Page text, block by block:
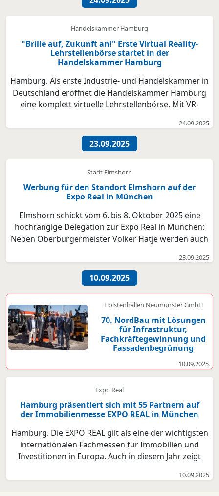
Umsetzung v...
Handelskammer Hamburg
"Brille auf, Zukunft an!" Erste Virtual Reality-
Lehrstellenbörse startet in der
Handelskammer Hamburg
Hamburg. Als erste Industrie- und Handelskammer in
Deutschland eröffnet die Handelskammer Hamburg
eine komplett virtuelle Lehrstellenbörse. Mit VR-
digitale Ausbildungswelt ein, treffen als Avatare auf
Unternehmen und erleben Berufe durch 360-Grad-
Vide...
24.09.2025
23.09.2025
Stadt Elmshorn
Werbung für den Standort Elmshorn auf der
Expo Real in München
Elmshorn schickt vom 6. bis 8. Oktober 2025 eine
hochrangige Delegation zur Expo Real in München:
Neben Oberbürgermeister Volker Hatje werden auch
Angelika von Bargen zur größten internationalen
Fachmesse für Immobilien und Investitionen in
Europa reis...
23.09.2025
10.09.2025
Holstenhallen Neumünster GmbH
70. NordBau mit Lösungen
für Infrastruktur,
Fachkräftegewinnung und
Fassadenbegrünung
10.09.2025
Expo Real
Hamburg präsentiert sich mit 55 Partnern auf
der Immobilienmesse EXPO REAL in München
Hamburg. Die EXPO REAL gilt als eine der wichtigsten
internationalen Fachmessen für Immobilien und
Investitionen in Europa. Auch in diesem Jahr zeigt
Stärke: 55 Unternehmen präsentieren sich am10.09.2025